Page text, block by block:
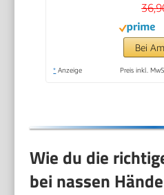
in 90
zum
Bei
* Anzeige Preis inkl.
Wie du die
bei nassen